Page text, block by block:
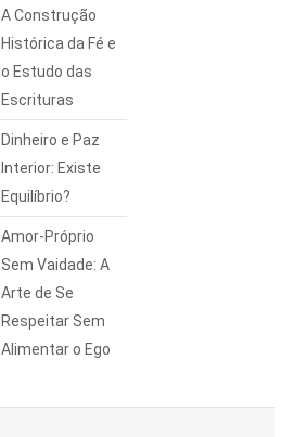
A Construção
Histórica da Fé e
o Estudo das
Escrituras
Dinheiro e Paz
Interior: Existe
Equilíbrio?
Amor-Próprio
Sem Vaidade: A
Arte de Se
Respeitar Sem
Alimentar o Ego